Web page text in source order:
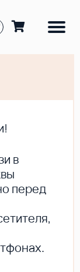
в
перед